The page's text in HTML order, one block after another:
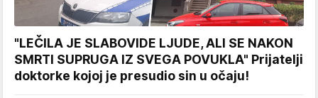
"LEČILA JE SLABOVIDE LJUDE, ALI SE NAKON
SMRTI SUPRUGA IZ SVEGA POVUKLA" Prijatelji
doktorke kojoj je presudio sin u očaju!